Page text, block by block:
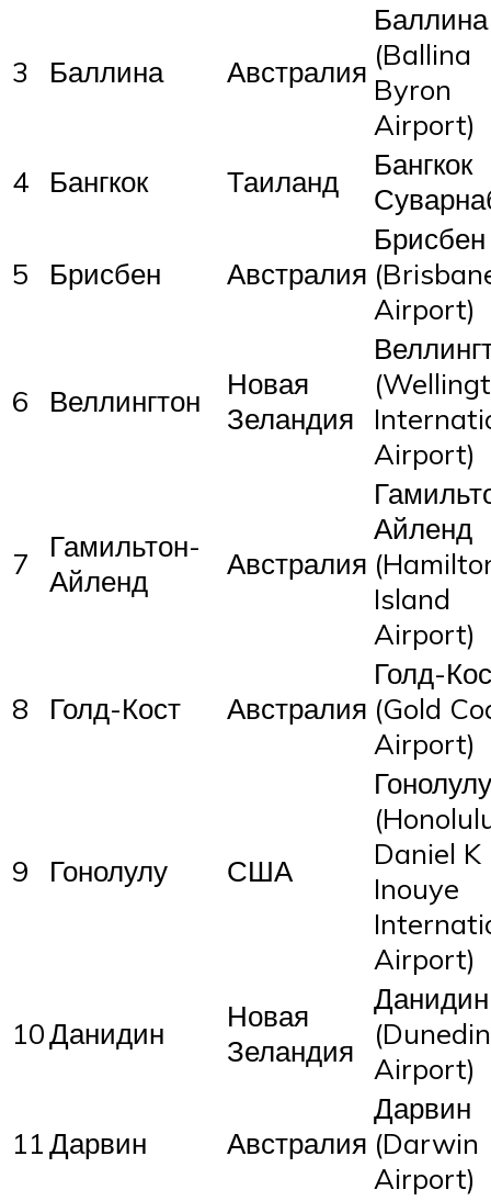
3 Баллина Австралия
Баллина
(Ballina
Byron
Airport)
4
Бангкок Таиланд
Бангкок
5 Брисбен Австралия
Брисбен
Airport)
6 Веллингтон
Новая
Зеландия
Airport)
7
Гамильтон-
Айленд
Австралия
Айленд
Island
Airport)
8 Голд-Кост Австралия
Голд-
(Gold
Airport)
9 Гонолулу США
Гонолулу
Daniel K
Inouye
Airport)
10Данидин
Новая
Зеландия
Данидин
(Dunedin
Airport)
11Дарвин Австралия
Дарвин
(Darwin
Airport)